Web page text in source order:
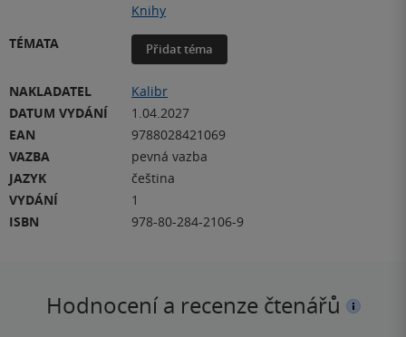
Knihy
TÉMATA
Přidat téma
NAKLADATEL
Kalibr
DATUM VYDÁNÍ
1.04.2027
EAN
9788028421069
VAZBA
pevná vazba
JAZYK
čeština
VYDÁNÍ
1
ISBN
978-80-284-2106-9
Hodnocení a recenze čtenářů